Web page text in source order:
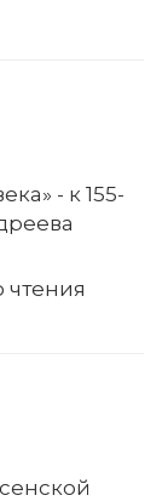
- к 155-
чтения